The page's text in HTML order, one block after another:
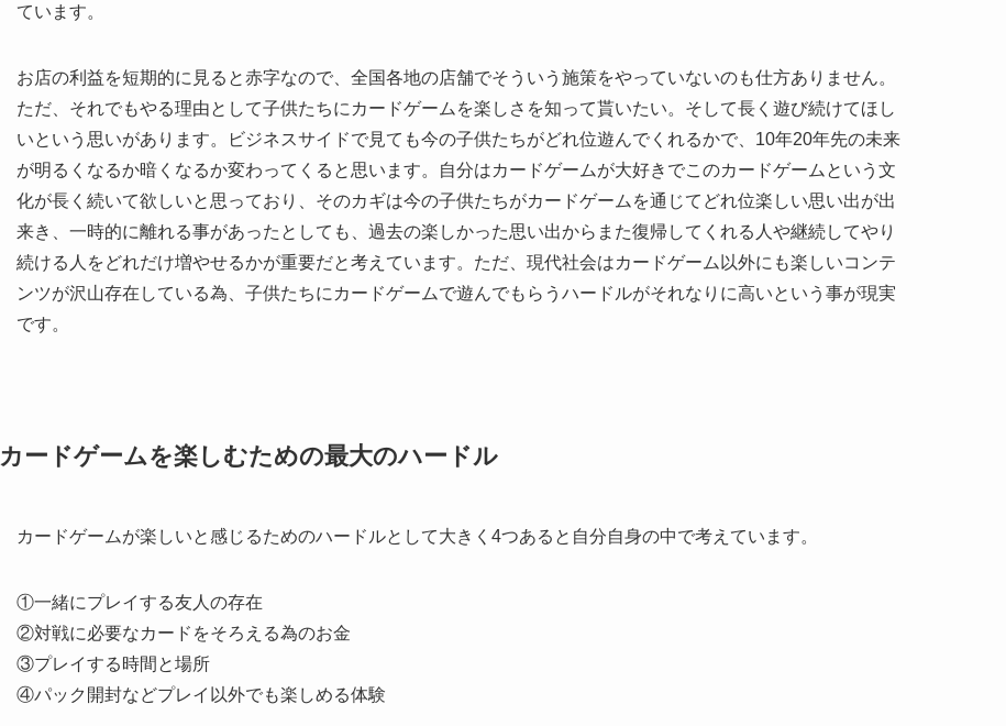
ています。
お店の利益を短期的に見ると赤字なので、全国各地の店舗でそういう施策をやっていないのも仕方ありません。
ただ、それでもやる理由として子供たちにカードゲームを楽しさを知って貰いたい。そして長く遊び続けてほし
いという思いがあります。ビジネスサイドで見ても今の子供たちがどれ位遊んでくれるかで、10年20年先の未来
が明るくなるか暗くなるか変わってくると思います。自分はカードゲームが大好きでこのカードゲームという文
化が長く続いて欲しいと思っており、そのカギは今の子供たちがカードゲームを通じてどれ位楽しい思い出が出
来き、一時的に離れる事があったとしても、過去の楽しかった思い出からまた復帰してくれる人や継続してやり
続ける人をどれだけ増やせるかが重要だと考えています。ただ、現代社会はカードゲーム以外にも楽しいコンテ
ンツが沢山存在している為、子供たちにカードゲームで遊んでもらうハードルがそれなりに高いという事が現実
です。
カードゲームを楽しむための最大のハードル
カードゲームが楽しいと感じるためのハードルとして大きく4つあると自分自身の中で考えています。
①一緒にプレイする友人の存在
②対戦に必要なカードをそろえる為のお金
③プレイする時間と場所
④パック開封などプレイ以外でも楽しめる体験